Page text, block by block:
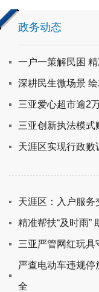
政务动态
一户一策解民困
深耕民生微场景
三亚爱心超市逾2
三亚创新执法模
天涯区实现行政败
天涯区：入户服务
精准帮扶“及时雨”
三亚严管网红玩具
严查电动车违规
全